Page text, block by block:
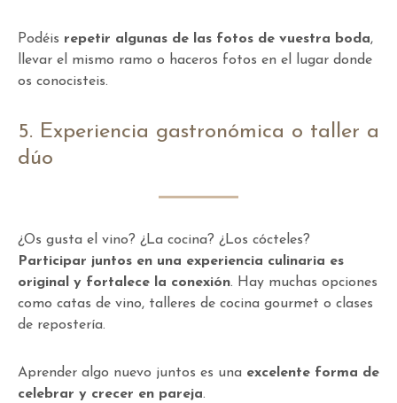
Podéis repetir algunas de las fotos de vuestra boda,
llevar el mismo ramo o haceros fotos en el lugar donde
os conocisteis.
5. Experiencia gastronómica o taller a
dúo
¿Os gusta el vino? ¿La cocina? ¿Los cócteles?
Participar juntos en una experiencia culinaria es
original y fortalece la conexión. Hay muchas opciones
como catas de vino, talleres de cocina gourmet o clases
de repostería.
Aprender algo nuevo juntos es una excelente forma de
celebrar y crecer en pareja.